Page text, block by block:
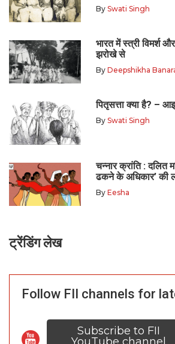
By Swati Singh
भारत में स्त्री विमर्श
झरोखे से
By Deepshikha
पितृसत्ता क्या है? –
By Swati Singh
चन्नार क्रांति : दलित
ढकने के अधिकार’ की
By Eesha
ट्रेंडिंग लेख
Follow FII channels for
Subscribe to FII